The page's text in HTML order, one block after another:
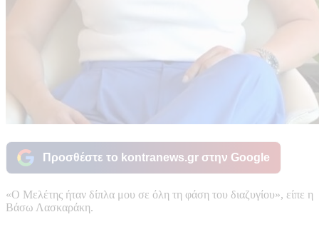
Προσθέστε το kontranews.gr στην Google
«Ο Μελέτης ήταν δίπλα μου σε όλη τη φάση του διαζυγίου», είπε η
Βάσω Λασκαράκη.